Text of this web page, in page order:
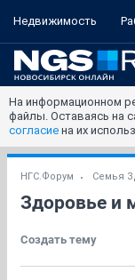
Недвижимость
На информационном
файлы. Оставаясь на
согласие на их
НГС.Форум Семья
Здоровье и
Создать тему